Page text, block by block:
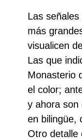
Las
más
visualicen
Las que
Monasterio
el color;
y ahora son
en bilingüe,
Otro detalle